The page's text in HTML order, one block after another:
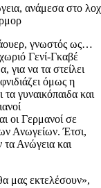
ανάμεσα στο
γνωστός ως…
Γενί-Γκαβέ
για να τα στείλει
όμως η
γυναικόπαιδα και
οι Γερμανοί σε
Ανωγείων. Έτσι,
Ανώγεια και
μας εκτελέσουν»,